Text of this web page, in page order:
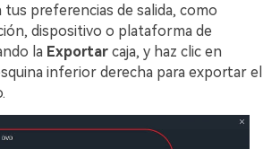
tus preferencias de salida, como
dispositivo o plataforma de
la Exportar caja, y haz clic en
inferior derecha para exportar el